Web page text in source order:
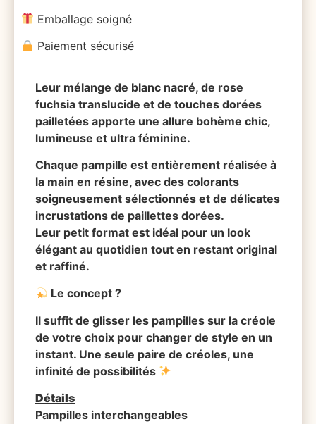
Emballage soigné
Paiement sécurisé
Leur mélange de blanc nacré, de rose
fuchsia translucide et de touches dorées
pailletées apporte une allure bohème chic,
lumineuse et ultra féminine.
Chaque pampille est entièrement réalisée à
la main en résine, avec des colorants
soigneusement sélectionnés et de délicates
incrustations de paillettes dorées.
Leur petit format est idéal pour un look
élégant au quotidien tout en restant original
et raffiné.
Le concept ?
Il suffit de glisser les pampilles sur la créole
de votre choix pour changer de style en un
instant. Une seule paire de créoles, une
infinité de possibilités
Détails
Pampilles interchangeables